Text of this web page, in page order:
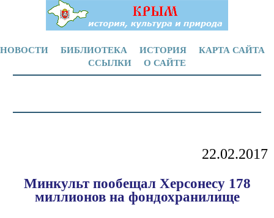
НОВОСТИ БИБЛИОТЕКА ИСТОРИЯ
КАРТА САЙТА
ССЫЛКИ
О САЙТЕ
22.02.2017
Минкульт пообещал Херсонесу 178
миллионов на фондохранилище